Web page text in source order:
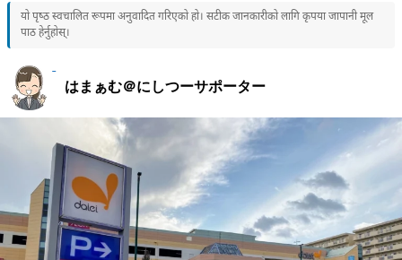
यो पृष्ठ स्वचालित रूपमा अनुवादित गरिएको हो। सटीक जानकारीको लागि कृपया जापानी मूल
पाठ हेर्नुहोस्।
はまぁむ＠にしつーサポーター